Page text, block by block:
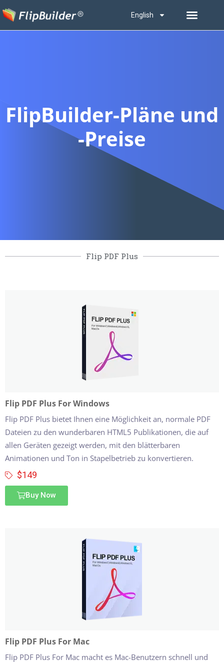
English
FlipBuilder-Pläne und
-Preise
Flip PDF Plus
Flip PDF Plus For Windows
Flip PDF Plus bietet Ihnen eine Möglichkeit an, normale PDF
Dateien zu den wunderbaren HTML5 Publikationen, die auf
allen Geräten gezeigt werden, mit den blätterbaren
Animationen und Ton in Stapelbetrieb zu konvertieren.
$149
Buy Now
Flip PDF Plus For Mac
Flip PDF Plus For Mac macht es Mac-Benutzern schnell und